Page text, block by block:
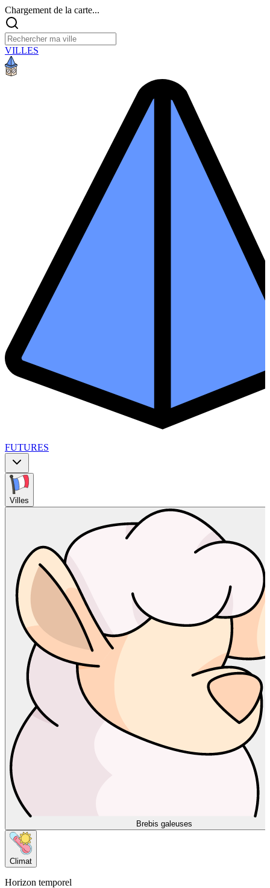
Chargement de la carte...
VILLES
FUTURES
Villes
Brebis galeuses
Climat
Horizon temporel